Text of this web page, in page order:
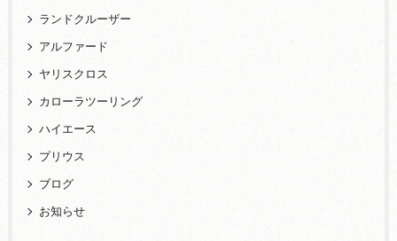
ランドクルーザー
アルファード
ヤリスクロス
カローラツーリング
ハイエース
プリウス
ブログ
お知らせ